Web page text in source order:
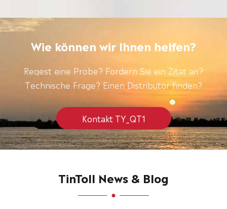
Wie können wir Ihnen helfen?
Reqest eine Probe? Fordern Sie ein Zitat an?
Technische Frage? Einen Distributor finden?
Kontakt TY_QT1
TinToll News & Blog